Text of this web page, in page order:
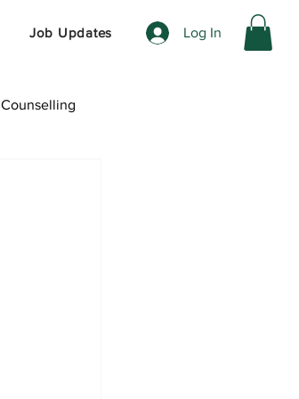
Job Updates Log In
Counselling